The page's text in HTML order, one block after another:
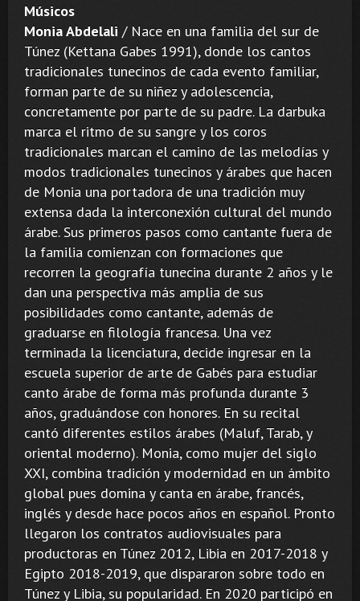
Músicos
Monia Abdelali / Nace en una familia del sur de
Túnez (Kettana Gabes 1991), donde los cantos
tradicionales tunecinos de cada evento familiar,
forman parte de su niñez y adolescencia,
concretamente por parte de su padre. La darbuka
marca el ritmo de su sangre y los coros
tradicionales marcan el camino de las melodías y
modos tradicionales tunecinos y árabes que hacen
de Monia una portadora de una tradición muy
extensa dada la interconexión cultural del mundo
árabe. Sus primeros pasos como cantante fuera de
la familia comienzan con formaciones que
recorren la geografía tunecina durante 2 años y le
dan una perspectiva más amplia de sus
posibilidades como cantante, además de
graduarse en filología francesa. Una vez
terminada la licenciatura, decide ingresar en la
escuela superior de arte de Gabés para estudiar
canto árabe de forma más profunda durante 3
años, graduándose con honores. En su recital
cantó diferentes estilos árabes (Maluf, Tarab, y
oriental moderno). Monia, como mujer del siglo
XXI, combina tradición y modernidad en un ámbito
global pues domina y canta en árabe, francés,
inglés y desde hace pocos años en español. Pronto
llegaron los contratos audiovisuales para
productoras en Túnez 2012, Libia en 2017-2018 y
Egipto 2018-2019, que dispararon sobre todo en
Túnez y Libia, su popularidad. En 2020 participó en